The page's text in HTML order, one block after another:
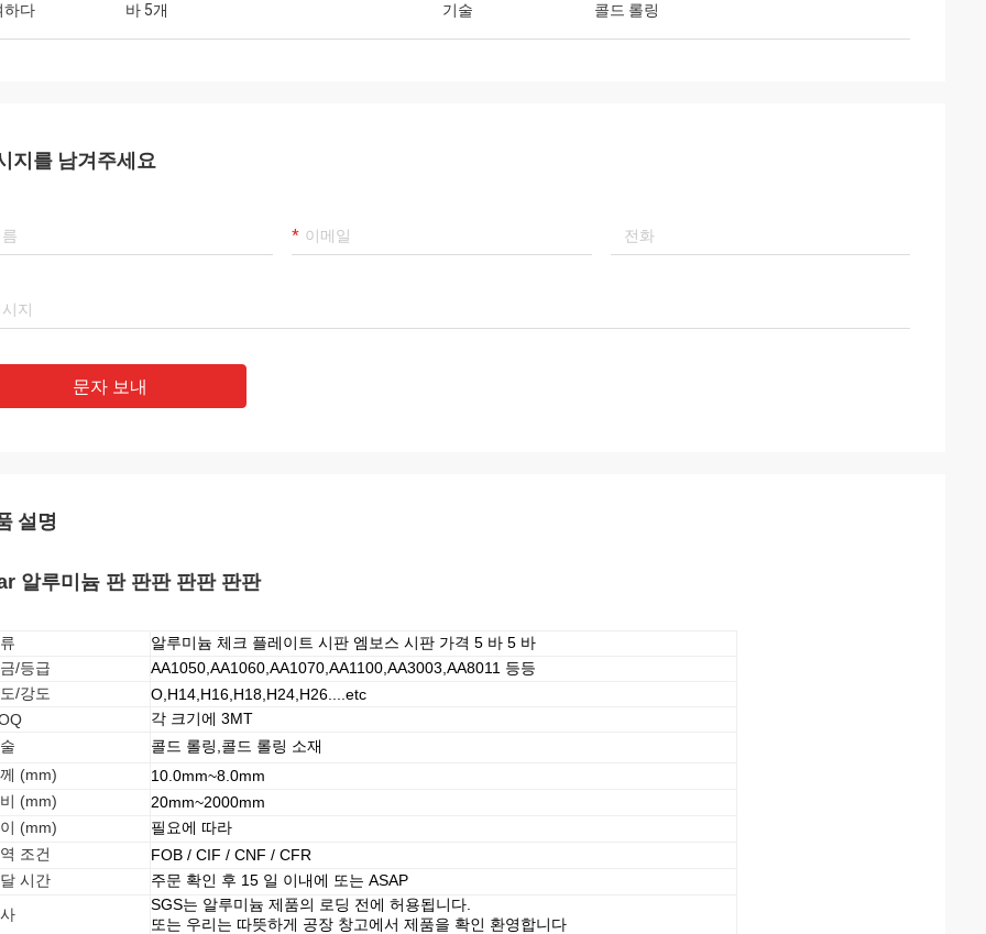
하다 바 5개 기술 콜드 롤링
지를 남겨주세요
문자 보내
설명
알루미늄 판 판판 판판 판판
알루미늄 체크 플레이트 시판 엠보스 시판 가격 5 바 5 바
/등급
AA1050,AA1060,AA1070,AA1100,AA3003,AA8011 등등
/강도
O,H14,H16,H18,H24,H26....etc
각 크기에 3MT
콜드 롤링,콜드 롤링 소재
(mm)
10.0mm~8.0mm
(mm)
20mm~2000mm
(mm)
필요에 따라
조건
FOB / CIF / CNF / CFR
시간
주문 확인 후 15 일 이내에 또는 ASAP
SGS는 알루미늄 제품의 로딩 전에 허용됩니다.
또는 우리는 따뜻하게 공장 창고에서 제품을 확인 환영합니다